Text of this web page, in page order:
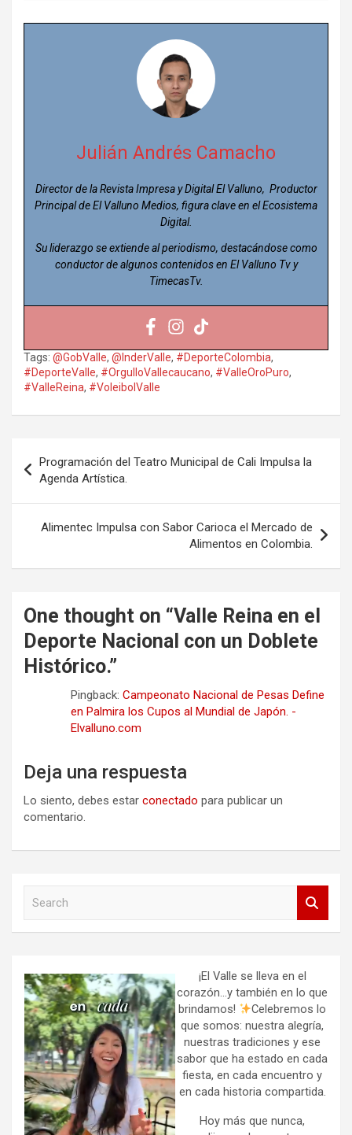
Julián Andrés Camacho
Director de la Revista Impresa y Digital El Valluno, Productor
Principal de El Valluno Medios, figura clave en el Ecosistema
Digital.
Su liderazgo se extiende al periodismo, destacándose como
conductor de algunos contenidos en El Valluno Tv y
TimecasTv.
Tags: @GobValle, @InderValle, #DeporteColombia,
#DeporteValle, #OrgulloVallecaucano, #ValleOroPuro,
#ValleReina, #VoleibolValle
de
entradas
Programación del Teatro Municipal de Cali Impulsa la
Agenda Artística.
Alimentec Impulsa con Sabor Carioca el Mercado de
Alimentos en Colombia.
One thought on “Valle Reina en el
Deporte Nacional con un Doblete
Histórico.”
Pingback: Campeonato Nacional de Pesas Define
en Palmira los Cupos al Mundial de Japón. -
Elvalluno.com
Deja una respuesta
Lo siento, debes estar conectado para publicar un
comentario.
h
¡El Valle se lleva en el
corazón…y también en lo que
brindamos!
Celebremos lo
que somos: nuestra alegría,
nuestras tradiciones y ese
sabor que ha estado en cada
fiesta, en cada encuentro y
en cada historia compartida.
Hoy más que nunca,